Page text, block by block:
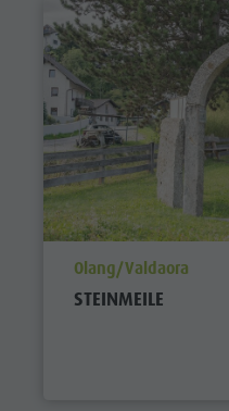
Olang/Valdaora
STEINMEILE